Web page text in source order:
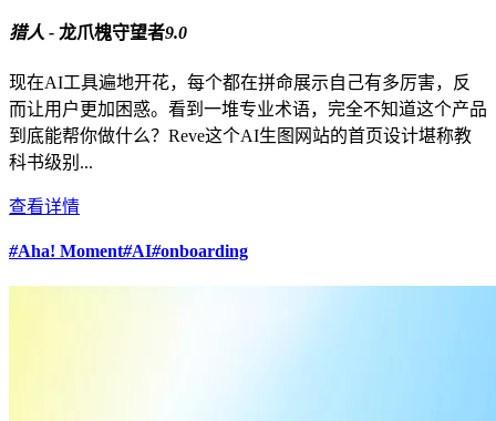
猎人 - 龙爪槐守望者9.0
现在AI工具遍地开花，每个都在拼命展示自己有多厉害，反
而让用户更加困惑。看到一堆专业术语，完全不知道这个产品
到底能帮你做什么？Reve这个AI生图网站的首页设计堪称教
科书级别...
查看详情
#Aha! Moment#AI#onboarding